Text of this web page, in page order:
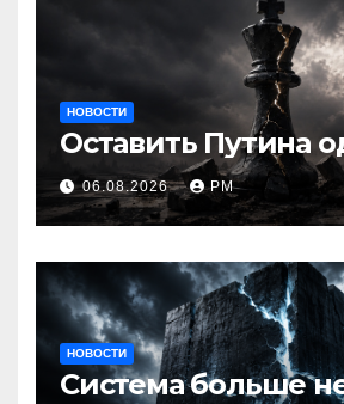
НОВОСТИ
Оставить Путина
06.08.2026 РМ
НОВОСТИ
Система больше